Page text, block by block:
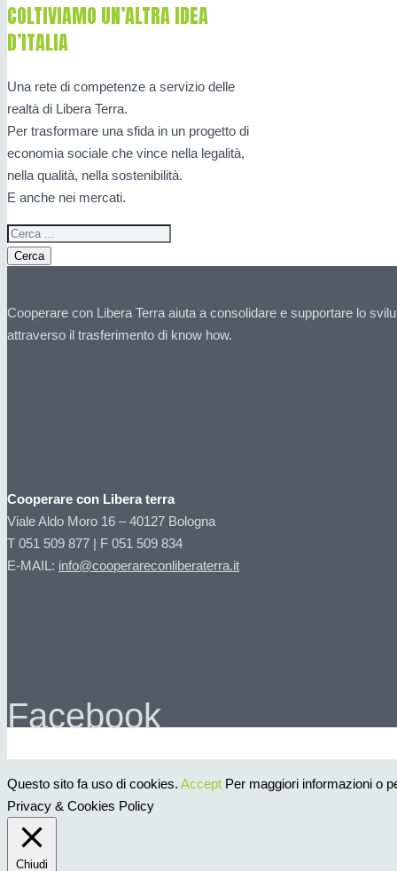
COLTIVIAMO UN’ALTRA IDEA
D’ITALIA
Una rete di competenze a servizio delle
realtà di Libera Terra.
Per trasformare una sfida in un progetto di
economia sociale che vince nella legalità,
nella qualità, nella sostenibilità.
E anche nei mercati.
Cerca
Cooperare con Libera Terra aiuta a consolidare e supportare lo
attraverso il trasferimento di know how.
Cooperare con Libera terra
Viale Aldo Moro 16 – 40127 Bologna
T 051 509 877 | F 051 509 834
E-MAIL: info@cooperareconliberaterra.it
Facebook
Questo sito fa uso di cookies. Accept Per maggiori informazioni o
Privacy & Cookies Policy
Chiudi